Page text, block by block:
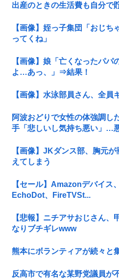
出産のときの生活費も自分で
【画像】姪っ子集団「おじ
ってくね」
【画像】娘「亡くなったパパ
よ…あっ、」⇒結果！
【画像】水泳部員さん、全員
阿波おどりで女性の体強調し
手「悲しいし気持ち悪い」…
【画像】JKダンス部、胸元
えてしまう
【セール】Amazonデバイス
EchoDot、FireTVSt...
【悲報】ニチアサおじさん、
なりブチギレwww
熊本にボランティアが続々
反高市で有名な某野党議員が